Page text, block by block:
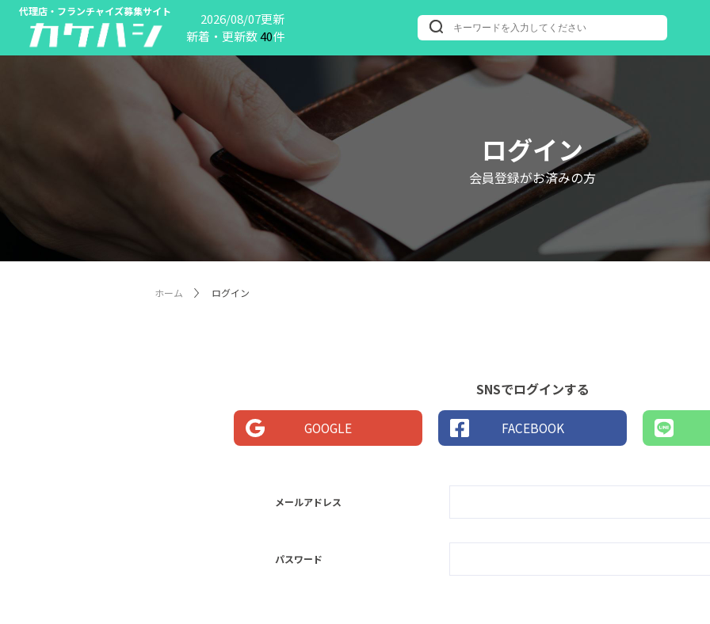
代理店・フランチャイズ募集サイト
2026/08/07更新
新着・更新数40件
ログイン
会員登録がお済みの方
ホーム ログイン
SNSでログインする
GOOGLE FACEBOOK
メールアドレス
パスワード